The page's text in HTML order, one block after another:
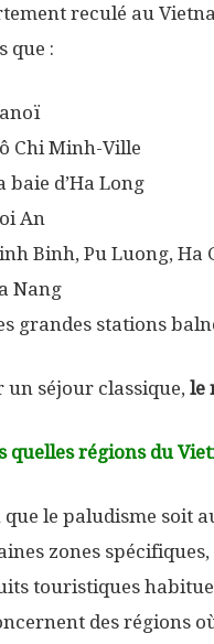
reculé au
que :
Chi Minh-Ville
baie d’Ha Long
An
Binh, Pu Luong, Ha
Nang
grandes stations
un séjour classique, le
quelles régions du
que le paludisme soit
zones
touristiques
des régions